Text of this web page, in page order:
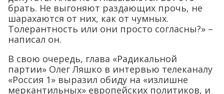
брать. Не выгоняют раздающих прочь, не
шарахаются от них, как от чумных.
Толерантность или они просто согласны?» –
написал он.
В свою очередь, глава «Радикальной
партии» Олег Ляшко в интервью телеканалу
«Россия 1» выразил обиду на «излишне
меркантильных» европейских политиков, и